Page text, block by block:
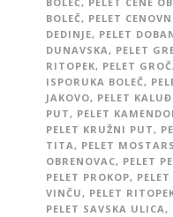
BOLEČ, PELET
DEDINJE, PELET
DUNAVSKA, PELET
RITOPEK, PELET
ISPORUKA BOLEČ,
JAKOVO, PELET
PUT, PELET
PELET KRUŽNI PUT,
TITA, PELET
OBRENOVAC, PELET
PELET PROKOP,
VINČU, PELET
PELET SAVSKA ULICA,